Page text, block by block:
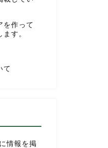
を作って
す。
て
情報を掲